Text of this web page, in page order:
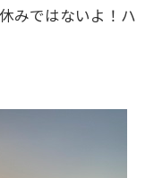
みではないよ！ハ